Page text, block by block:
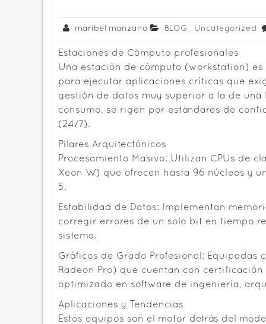
maribel manzano BLOG , Uncategorized
Estaciones de Cómputo profesionales
Una estación de cómputo (workstation)
para ejecutar aplicaciones críticas que
gestión de datos muy superior a la de una
consumo, se rigen por estándares de
(24/7).
Pilares Arquitectónicos
Procesamiento Masivo: Utilizan CPUs de
Xeon W) que ofrecen hasta 96 núcleos y
5.
Estabilidad de Datos: Implementan
corregir errores de un solo bit en tiempo
sistema.
Gráficos de Grado Profesional: Equipadas
Radeon Pro) que cuentan con
optimizado en software de ingeniería,
Aplicaciones y Tendencias
Estos equipos son el motor detrás del